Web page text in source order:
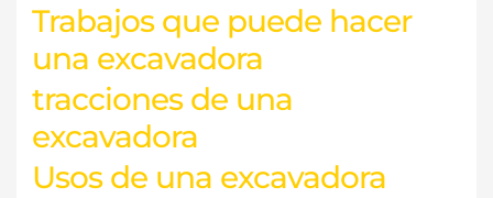
Trabajos que puede hacer
una excavadora
tracciones de una
excavadora
Usos de una excavadora